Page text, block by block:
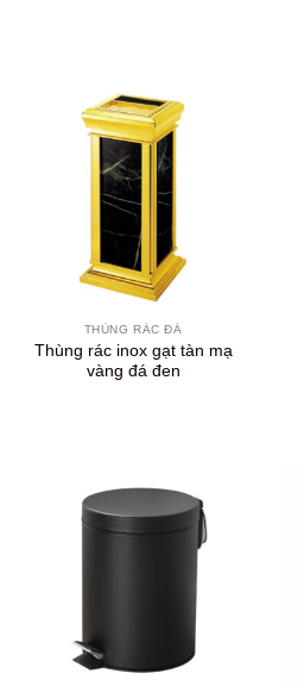
THÙNG RÁC ĐÁ
Thùng rác inox gạt tàn mạ
vàng đá đen